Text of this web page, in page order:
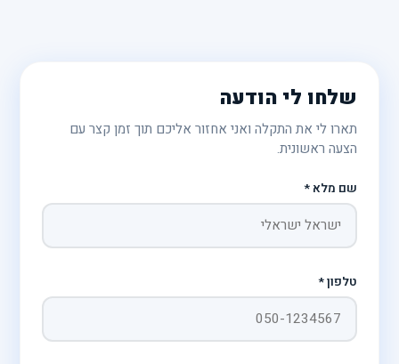
שלחו לי הודעה
תארו לי את התקלה ואני אחזור אליכם תוך זמן קצר עם
הצעה ראשונית.
שם מלא *
טלפון *